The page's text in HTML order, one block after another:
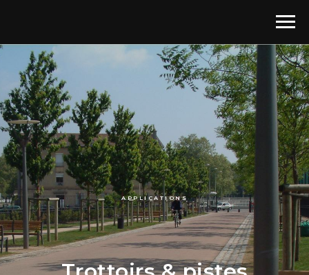
APPLICATIONS